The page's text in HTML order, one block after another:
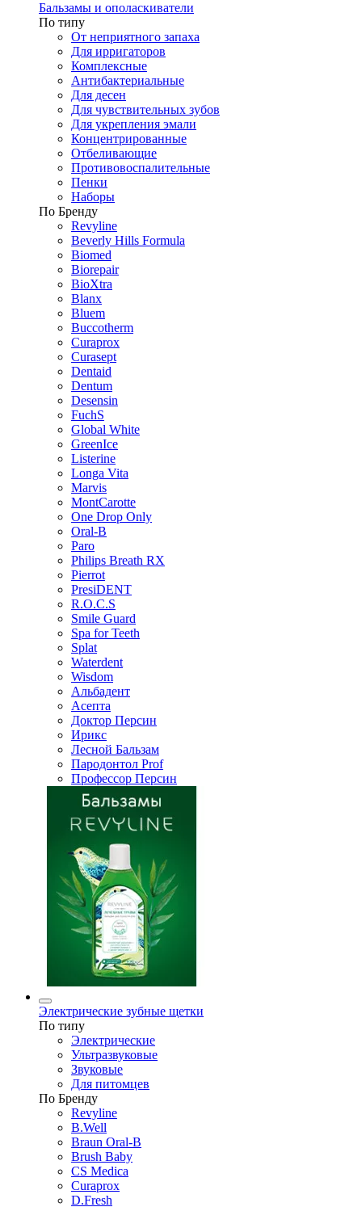
Бальзамы и ополаскиватели
По типу
От неприятного запаха
Для ирригаторов
Комплексные
Антибактериальные
Для десен
Для чувствительных зубов
Для укрепления эмали
Концентрированные
Отбеливающие
Противовоспалительные
Пенки
Наборы
По Бренду
Revyline
Beverly Hills Formula
Biomed
Biorepair
BioXtra
Blanx
Bluem
Buccotherm
Curaprox
Curasept
Dentaid
Dentum
Desensin
FuchS
Global White
GreenIce
Listerine
Longa Vita
Marvis
MontCarotte
One Drop Only
Oral-B
Paro
Philips Breath RX
Pierrot
PresiDENT
R.O.C.S
Smile Guard
Spa for Teeth
Splat
Waterdent
Wisdom
Альбадент
Асепта
Доктор Персин
Ирикс
Лесной Бальзам
Пародонтол Prof
Профессор Персин
Электрические зубные щетки
По типу
Электрические
Ультразвуковые
Звуковые
Для питомцев
По Бренду
Revyline
B.Well
Braun Oral-B
Brush Baby
CS Medica
Curaprox
D.Fresh